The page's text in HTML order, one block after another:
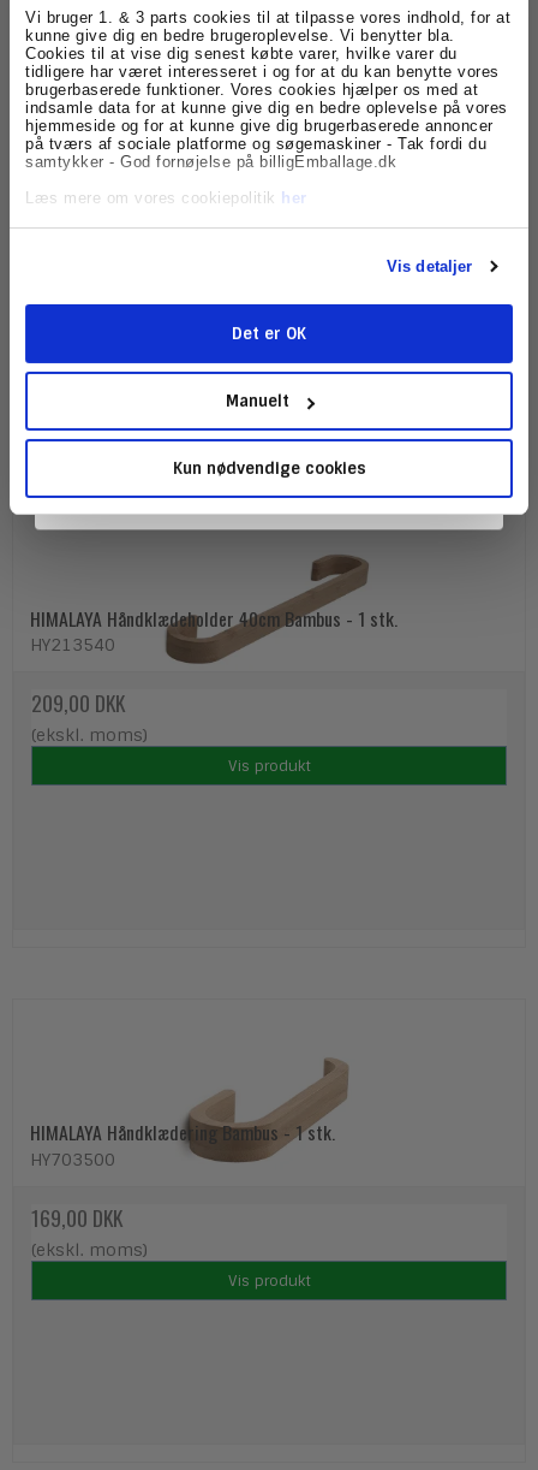
Vi bruger 1. & 3 parts cookies til at tilpasse vores indhold, for at
kunne give dig en bedre brugeroplevelse. Vi benytter bla.
Cookies til at vise dig senest købte varer, hvilke varer du
tidligere har været interesseret i og for at du kan benytte vores
brugerbaserede funktioner. Vores cookies hjælper os med at
indsamle data for at kunne give dig en bedre oplevelse på vores
hjemmeside og for at kunne give dig brugerbaserede annoncer
på tværs af sociale platforme og søgemaskiner - Tak fordi du
samtykker - God fornøjelse på billigEmballage.dk
Læs mere om vores cookiepolitik
her
Vis detaljer
Det er OK
Manuelt
Kun nødvendige cookies
HIMALAYA Håndklædeholder 30cm Bambus - 1 stk.
HY213530
179,00 DKK
HIMALAYA Håndklædeholder 40cm Bambus - 1 stk.
HY213540
209,00 DKK
(ekskl. moms)
Vis produkt
HIMALAYA Håndklædering Bambus - 1 stk.
HY703500
169,00 DKK
(ekskl. moms)
Vis produkt
Tilmeld dig
nyhedsbrevet
Få skarpe tilbud, nyheder og eksklusive
kundefordele, direkte i din indbakke.
Tilmeld